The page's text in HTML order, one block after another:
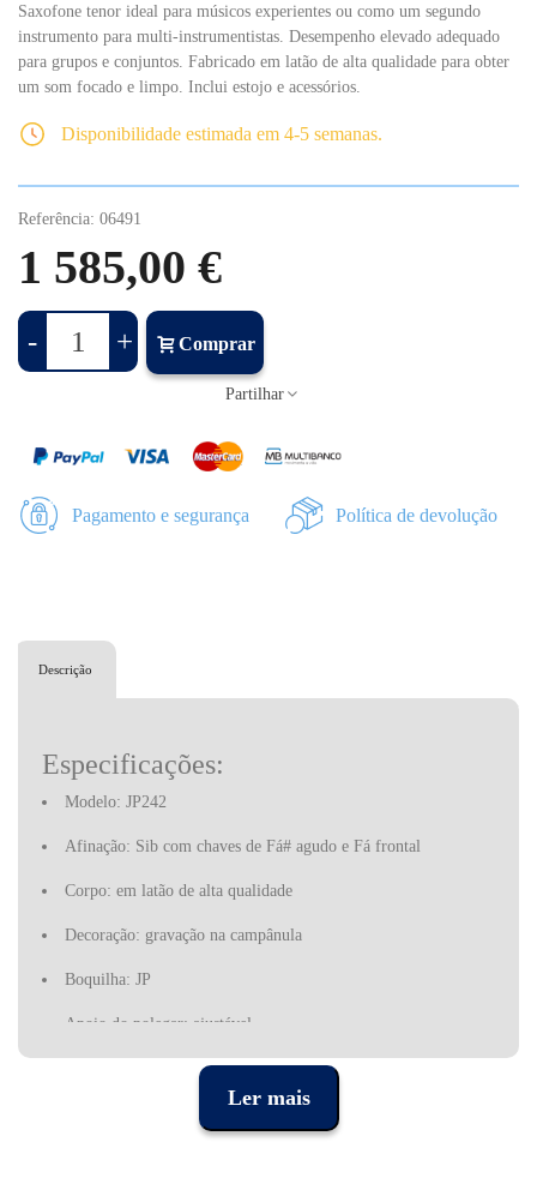
Saxofone tenor ideal para músicos experientes ou como um segundo
instrumento para multi-instrumentistas. Desempenho elevado adequado
para grupos e conjuntos. Fabricado em latão de alta qualidade para obter
um som focado e limpo. Inclui estojo e acessórios.
Disponibilidade estimada em 4-5 semanas.
Referência: 06491
1 585,00 €
- + Comprar
Partilhar
Pagamento e segurança Política de devolução
Descrição
Especificações:
Modelo: JP242
Afinação: Sib com chaves de Fá# agudo e Fá frontal
Corpo: em latão de alta qualidade
Decoração: gravação na campânula
Boquilha: JP
Apoio do polegar: ajustável
Acabamento: dourado
Ler mais